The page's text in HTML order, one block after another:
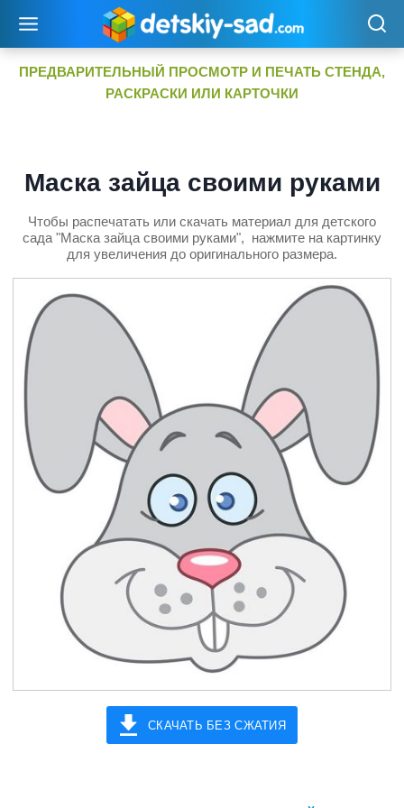
содержимому
ПРЕДВАРИТЕЛЬНЫЙ ПРОСМОТР И ПЕЧАТЬ СТЕНДА,
РАСКРАСКИ ИЛИ КАРТОЧКИ
Маска зайца своими руками
Чтобы распечатать или скачать материал для детского
сада "Маска зайца своими руками", нажмите на картинку
для увеличения до оригинального размера.
СКАЧАТЬ БЕЗ СЖАТИЯ